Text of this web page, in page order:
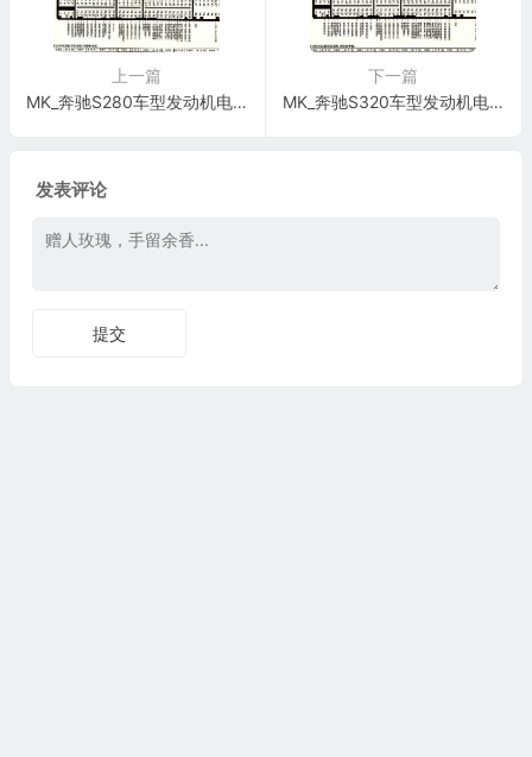
上一篇
MK_奔驰S280车型发动机电脑板控制模块针脚12+40+24+48+21针 端子图
下一篇
MK_奔驰S320车型发动机电脑板控制模块针脚12+40+24+48+21针 端子图
发表评论